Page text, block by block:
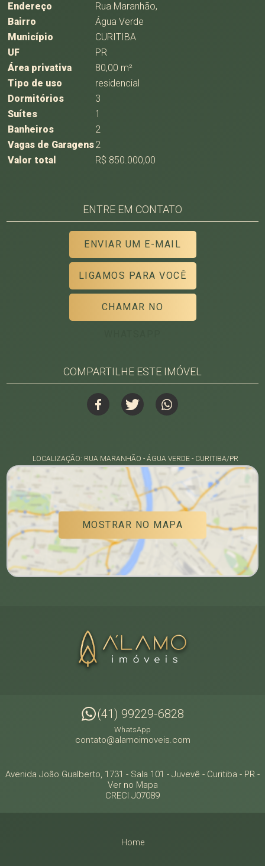
Endereço
Rua Maranhão,
Bairro
Água Verde
Município
CURITIBA
UF
PR
Área privativa
80,00 m²
Tipo de uso
residencial
Dormitórios
3
Suítes
1
Banheiros
2
Vagas de Garagens2
Valor total
R$ 850.000,00
ENTRE EM CONTATO
ENVIAR UM E-MAIL
LIGAMOS PARA VOCÊ
CHAMAR NO
COMPARTILHE ESTE IMÓVEL
LOCALIZAÇÃO: RUA MARANHÃO - ÁGUA VERDE - CURITIBA/PR
MOSTRAR NO MAPA
(41) 99229-6828
WhatsApp
contato@alamoimoveis.com
Avenida João Gualberto, 1731 - Sala 101 - Juvevê - Curitiba - PR -
Ver no Mapa
CRECI J07089
Home